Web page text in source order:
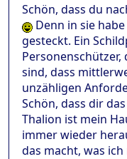
Schön, dass du
Denn in sie
gesteckt. Ein
sind, dass
unzähligen
Schön, dass dir
Thalion ist mein
immer wieder
das macht, was